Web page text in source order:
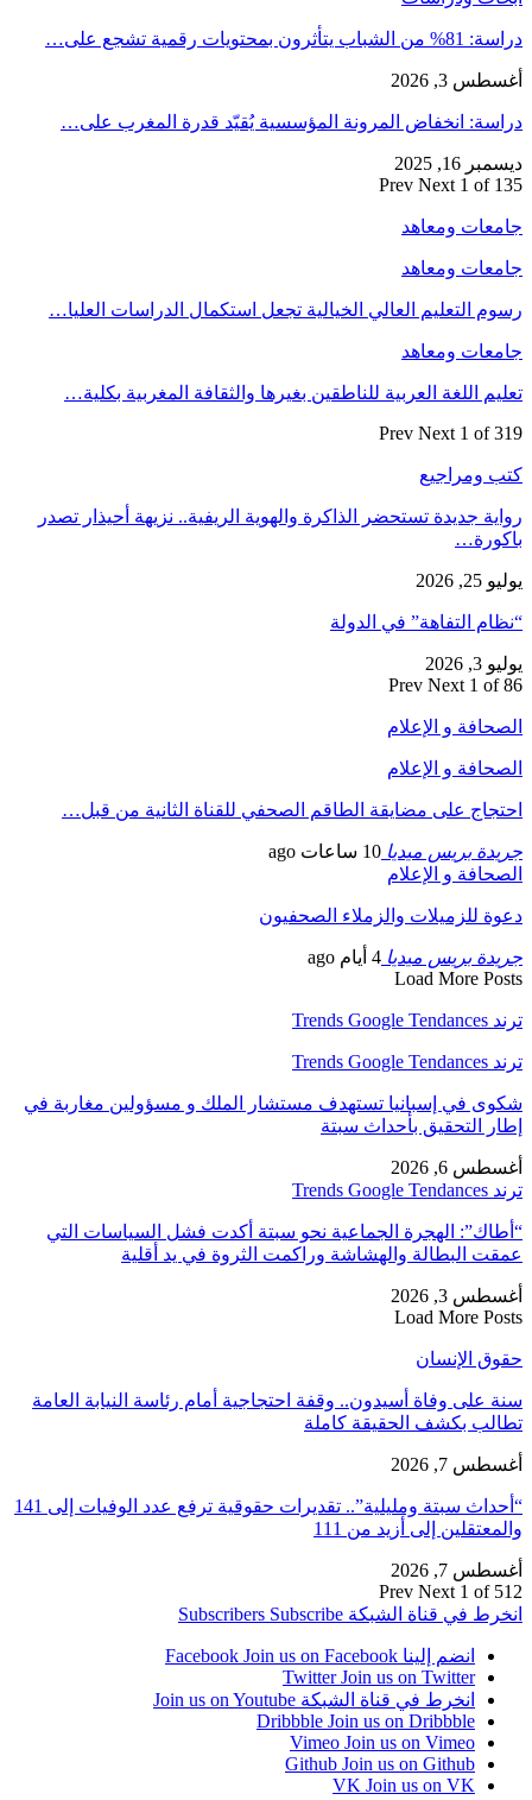
دراسة: 81% من الشباب يتأثرون بمحتويات رقمية تشجع على…
أغسطس 3, 2026
دراسة: انخفاض المرونة المؤسسية يُقيّد قدرة المغرب على…
ديسمبر 16, 2025
Prev Next 1 of 135
جامعات ومعاهد
جامعات ومعاهد
رسوم التعليم العالي الخيالية تجعل استكمال الدراسات العليا…
جامعات ومعاهد
تعليم اللغة العربية للناطقين بغيرها والثقافة المغربية بكلية…
Prev Next 1 of 319
كتب ومراجيع
رواية جديدة تستحضر الذاكرة والهوية الريفية.. نزيهة أحيذار تصدر
باكورة…
يوليو 25, 2026
“نظام التفاهة” في الدولة
يوليو 3, 2026
Prev Next 1 of 86
الصحافة و الإعلام
الصحافة و الإعلام
احتجاج على مضايقة الطاقم الصحفي للقناة الثانية من قبل…
جريدة بريس ميديا 10 ساعات ago
الصحافة و الإعلام
دعوة للزميلات والزملاء الصحفيون
جريدة بريس ميديا 4 أيام ago
Load More Posts
ترند Trends Google Tendances
ترند Trends Google Tendances
شكوى في إسبانيا تستهدف مستشار الملك و مسؤولين مغاربة في
إطار التحقيق بأحداث سبتة
أغسطس 6, 2026
ترند Trends Google Tendances
“أطاك”: الهجرة الجماعية نحو سبتة أكدت فشل السياسات التي
عمقت البطالة والهشاشة وراكمت الثروة في يد أقلية
أغسطس 3, 2026
Load More Posts
حقوق الإنسان
سنة على وفاة أسيدون.. وقفة احتجاجية أمام رئاسة النيابة العامة
تطالب بكشف الحقيقة كاملة
أغسطس 7, 2026
“أحداث سبتة ومليلية”.. تقديرات حقوقية ترفع عدد الوفيات إلى 141
والمعتقلين إلى أزيد من 111
أغسطس 7, 2026
Prev Next 1 of 512
انخرط في قناة الشبكة
Subscribers Subscribe
انضم إلينا Facebook Join us on Facebook
Twitter Join us on Twitter
انخرط في قناة الشبكة Join us on Youtube
Dribbble Join us on Dribbble
Vimeo Join us on Vimeo
Github Join us on Github
VK Join us on VK